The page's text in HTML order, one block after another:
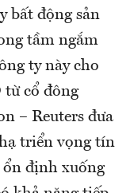
bất động sản
tầm ngắm
ty này cho
từ cổ đông
– Reuters đưa
triển vọng tín
ổn định xuống